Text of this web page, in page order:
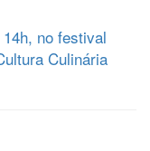
no festival
Culinária